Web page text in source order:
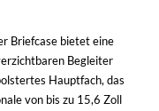
Briefcase bietet eine
Begleiter
Hauptfach, das
von bis zu 15,6 Zoll